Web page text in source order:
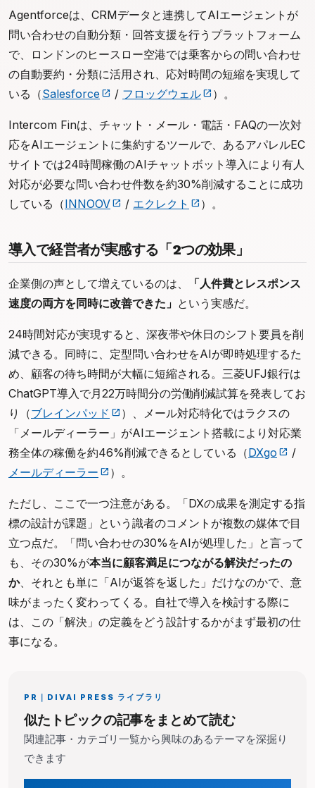
Agentforceは、CRMデータと連携してAIエージェントが
問い合わせの自動分類・回答支援を行うプラットフォーム
で、ロンドンのヒースロー空港では乗客からの問い合わせ
の自動要約・分類に活用され、応対時間の短縮を実現して
いる（Salesforce / フロッグウェル ）。
Intercom Finは、チャット・メール・電話・FAQの一次対
応をAIエージェントに集約するツールで、あるアパレルEC
サイトでは24時間稼働のAIチャットボット導入により有人
対応が必要な問い合わせ件数を約30%削減することに成功
している（INNOOV / エクレクト ）。
導入で経営者が実感する「2つの効果」
企業側の声として増えているのは、
「人件費とレスポンス
速度の両方を同時に改善できた」 という実感だ。
24時間対応が実現すると、深夜帯や休日のシフト要員を削
減できる。同時に、定型問い合わせをAIが即時処理するた
め、顧客の待ち時間が大幅に短縮される。三菱UFJ銀行は
ChatGPT導入で月22万時間分の労働削減試算を発表してお
り（ブレインパッド
）、メール対応特化ではラクスの
「メールディーラー」がAIエージェント搭載により対応業
務全体の稼働を約46%削減できるとしている（DXgo
/
メールディーラー
）。
ただし、ここで一つ注意がある。「DXの成果を測定する指
標の設計が課題」という識者のコメントが複数の媒体で目
立つ点だ。「問い合わせの30%をAIが処理した」と言って
も、その30%が本当に顧客満足につながる解決だったの
か、それとも単に「AIが返答を返した」だけなのかで、意
味がまったく変わってくる。自社で導入を検討する際に
は、この「解決」の定義をどう設計するかがまず最初の仕
事になる。
PR｜ DIVAI PRESS ライブラリ
似たトピックの記事をまとめて読む
関連記事・カテゴリ一覧から興味のあるテーマを深掘り
できます